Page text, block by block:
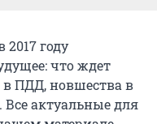
году
что ждет
ПДД, новшества в
актуальные для